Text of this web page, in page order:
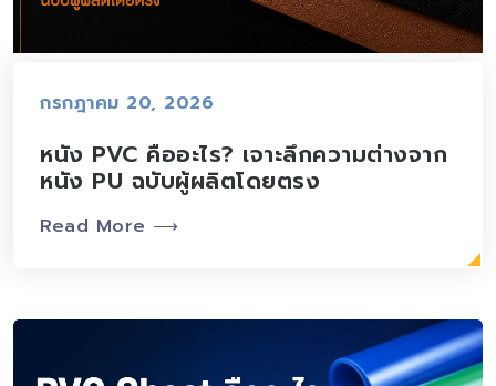
กรกฎาคม 20, 2026
หนัง PVC คืออะไร? เจาะลึกความต่างจาก
หนัง PU ฉบับผู้ผลิตโดยตรง
Read More ⟶